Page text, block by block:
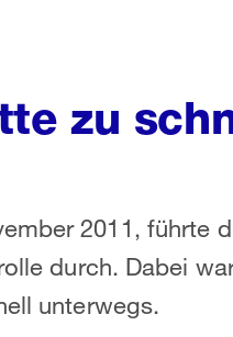
zu
2011, führte
durch. Dabei
unterwegs.